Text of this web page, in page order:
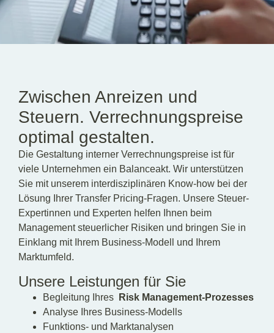
EN
Zwischen Anreizen und
Steuern. Verrechnungspreise
optimal gestalten.
Die Gestaltung interner Verrechnungspreise ist für
viele Unternehmen ein Balanceakt. Wir unterstützen
Sie mit unserem interdisziplinären Know-how bei der
Lösung Ihrer Transfer Pricing-Fragen. Unsere Steuer-
Expertinnen und Experten helfen Ihnen beim
Management steuerlicher Risiken und bringen Sie in
Einklang mit Ihrem Business-Modell und Ihrem
Marktumfeld.
Unsere Leistungen für Sie
Begleitung Ihres
Risk Management-Prozesses
Analyse Ihres Business-Modells
Funktions- und Marktanalysen